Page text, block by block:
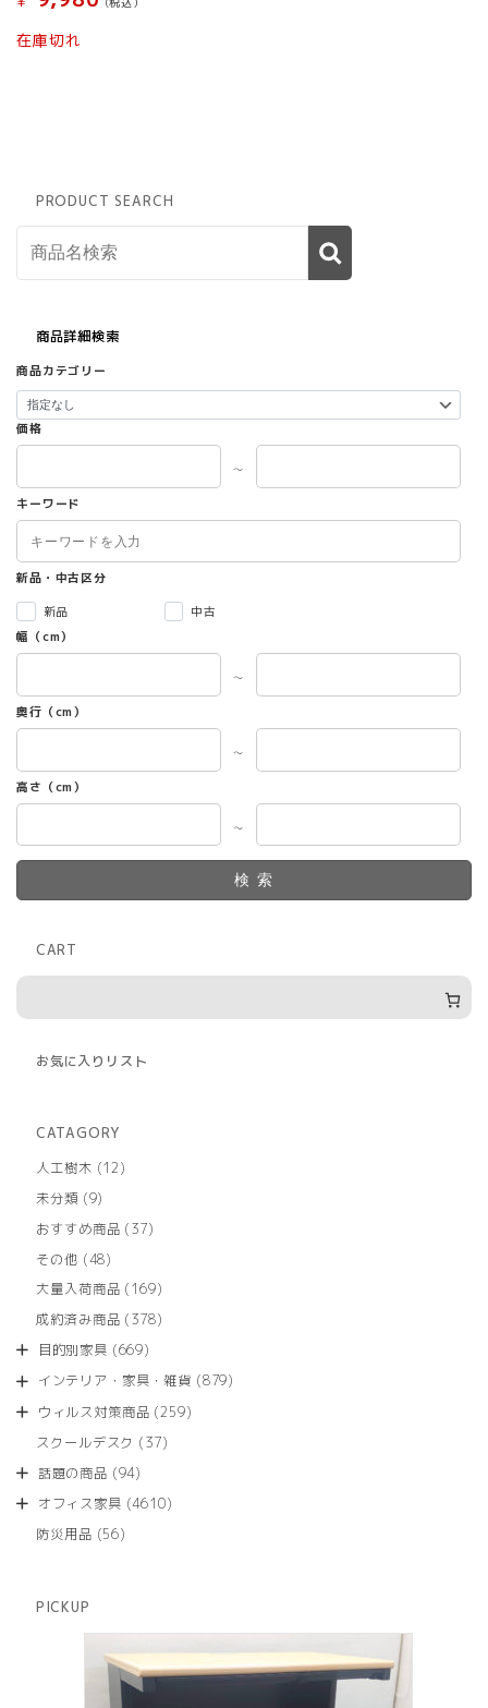
在庫切れ
PRODUCT SEARCH
商品詳細検索
商品カテゴリー
価格
～
キーワード
新品・中古区分
新品
中古
幅（cm）
～
奥行（cm）
～
高さ（cm）
～
検索
CART
お気に入りリスト
CATAGORY
人工樹木
1212
商
未分類 99
の
商
おすすめ商品 3737
商
その他 4848
の
商
大量入荷商品 169169
の
成約済み商品 378378
商
目的別家具 669669
の
商
インテリア・家具・雑貨 879879
ウィルス対策商品 259259
スクールデスク 3737
商
話題の商品 9494
の
オフィス家具 46104610
防災用品 5656
PICKUP